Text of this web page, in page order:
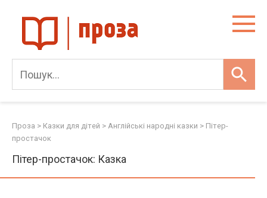
content
Проза > Казки для дітей > Англійські народні казки > Пітер-
простачок
Пітер-простачок: Казка